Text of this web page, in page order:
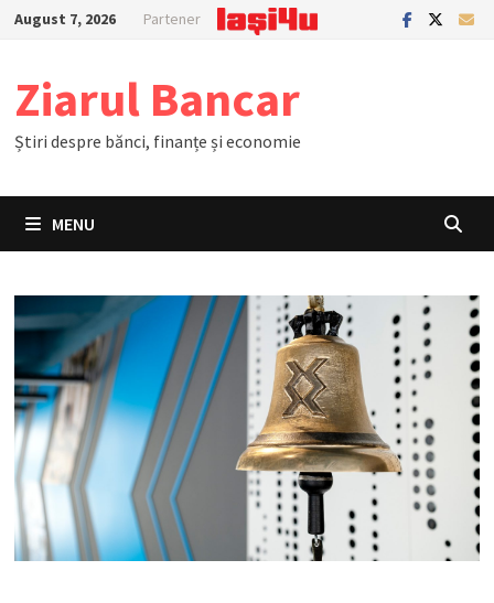
SkipAugust 7, 2026 Partener
Ziarul Bancar
Știri despre bănci, finanțe și economie
MENU